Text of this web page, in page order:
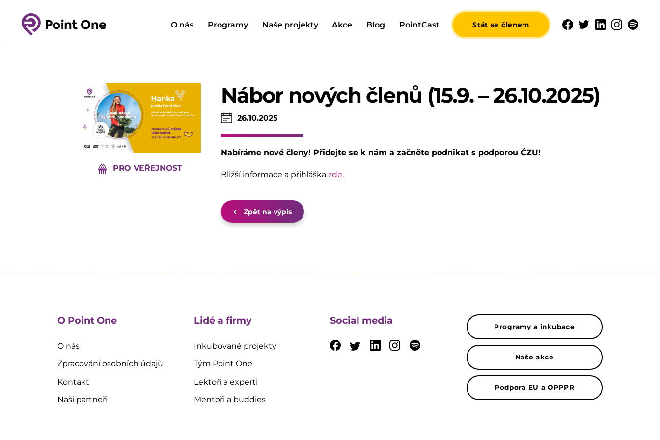
O nás Programy Naše projekty Akce Blog PointCast Stát se členem
PRO VEŘEJNOST
Nábor nových členů (15.9. – 26.10.2025)
26.10.2025
Nabíráme nové členy! Přidejte se k nám a začněte podnikat s podporou ČZU!
Bližší informace a přihláška zde.
Zpět na výpis
O Point One
O nás
Zpracování osobních údajů
Kontakt
Naši partneři
Lidé a firmy
Inkubované projekty
Tým Point One
Lektoři a experti
Mentoři a buddies
Social media
Programy a inkubace
Naše akce
Podpora EU a OPPPR